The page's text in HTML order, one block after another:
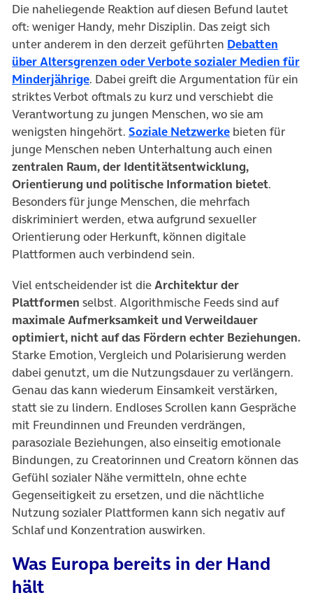
Die naheliegende Reaktion auf diesen Befund lautet
oft: weniger Handy, mehr Disziplin. Das zeigt sich
unter anderem in den derzeit geführten Debatten
über Altersgrenzen oder Verbote sozialer Medien für
Minderjährige(öffnet in neuem Tab)
. Dabei greift die Argumentation für ein
striktes Verbot oftmals zu kurz und verschiebt die
Verantwortung zu jungen Menschen, wo sie am
wenigsten hingehört. Soziale Netzwerke(öffnet in
bieten für
junge Menschen neben Unterhaltung auch einen
zentralen Raum, der Identitätsentwicklung,
Orientierung und politische Information bietet.
Besonders für junge Menschen, die mehrfach
diskriminiert werden, etwa aufgrund sexueller
Orientierung oder Herkunft, können digitale
Plattformen auch verbindend sein.
Viel entscheidender ist dieArchitektur der
Plattformen selbst. Algorithmische Feeds sind auf
maximale Aufmerksamkeit und Verweildauer
optimiert, nicht auf das Fördern echter Beziehungen.
Starke Emotion, Vergleich und Polarisierung werden
dabei genutzt, um die Nutzungsdauer zu verlängern.
Genau das kann wiederum Einsamkeit verstärken,
statt sie zu lindern. Endloses Scrollen kann Gespräche
mit Freundinnen und Freunden verdrängen,
parasoziale Beziehungen, also einseitig emotionale
Bindungen, zu Creatorinnen und Creatorn können das
Gefühl sozialer Nähe vermitteln, ohne echte
Gegenseitigkeit zu ersetzen, und die nächtliche
Nutzung sozialer Plattformen kann sich negativ auf
Schlaf und Konzentration auswirken.
Was Europa bereits in der Hand
hält